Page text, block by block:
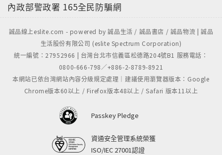
內政部警政署 165全民防騙網
誠品線上eslite.com - powered by 誠品生活 / 誠品書店 / 誠品物流 | 誠品
生活股份有限公司 (eslite Spectrum Corporation)
統一編號：27952966 | 台灣台北市信義區松德路204號B1 服務電話：
0800-666-798／+886-2-8789-8921
本網站已依台灣網站內容分級規定處理｜建議使用瀏覽器版本：Google
Chrome版本60以上 / Firefox版本48以上 / Safari 版本11以上
Passkey Pledge
資通安全管理系統榮獲
ISO/IEC 27001認證